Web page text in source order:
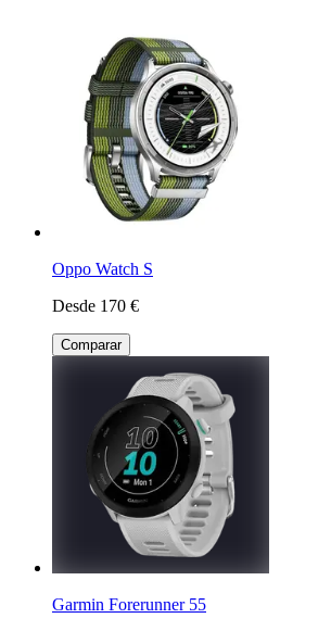
Oppo Watch S
Desde 170 €
Comparar
Garmin Forerunner 55